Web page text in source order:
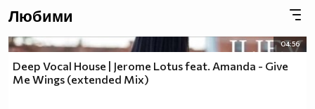
Любими
04:56
Deep Vocal House | Jerome Lotus feat. Amanda - Give
Me Wings (extended Mix)